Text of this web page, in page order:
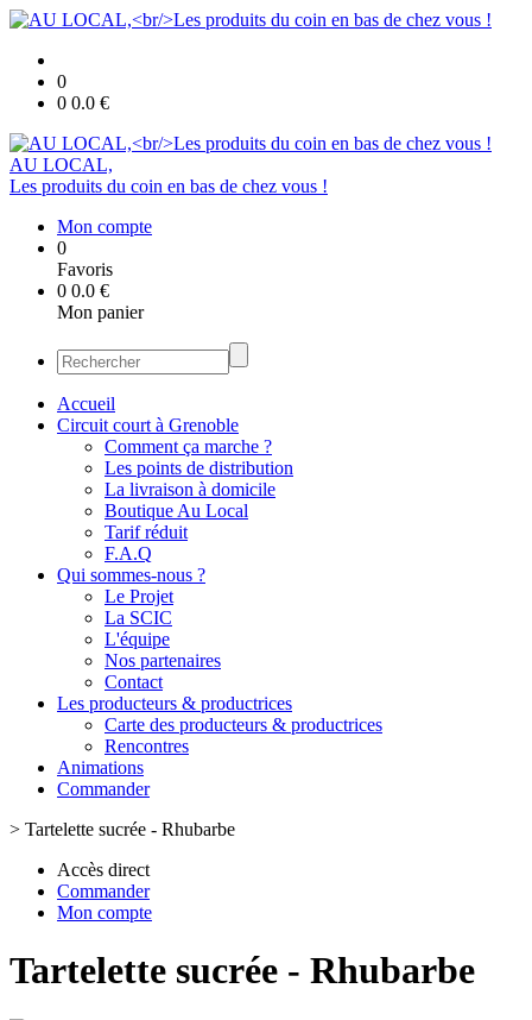
0
0 0.0 €
AU LOCAL,
Les produits du coin en bas de chez vous !
Mon compte
0
Favoris
0 0.0 €
Mon panier
Accueil
Circuit court à Grenoble
Comment ça marche ?
Les points de distribution
La livraison à domicile
Boutique Au Local
Tarif réduit
F.A.Q
Qui sommes-nous ?
Le Projet
La SCIC
L'équipe
Nos partenaires
Contact
Les producteurs & productrices
Carte des producteurs & productrices
Rencontres
Animations
Commander
> Tartelette sucrée - Rhubarbe
Accès direct
Commander
Mon compte
Tartelette sucrée - Rhubarbe